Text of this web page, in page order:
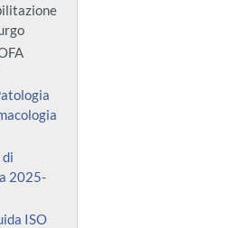
2025-
ISO